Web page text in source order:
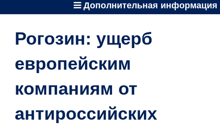
Дополнительная информация
Рогозин: ущерб
европейским
компаниям от
антироссийских